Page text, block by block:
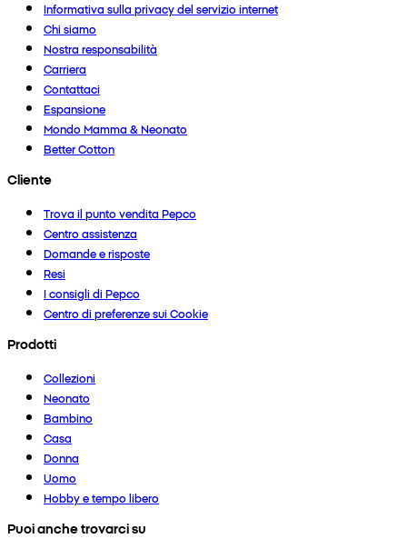
Informativa sulla privacy del servizio internet
Chi siamo
Nostra responsabilità
Carriera
Contattaci
Espansione
Mondo Mamma & Neonato
Better Cotton
Cliente
Trova il punto vendita Pepco
Centro assistenza
Domande e risposte
Resi
I consigli di Pepco
Centro di preferenze sui Cookie
Prodotti
Collezioni
Neonato
Bambino
Casa
Donna
Uomo
Hobby e tempo libero
Puoi anche trovarci su